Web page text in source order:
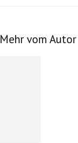
Mehr vom Autor